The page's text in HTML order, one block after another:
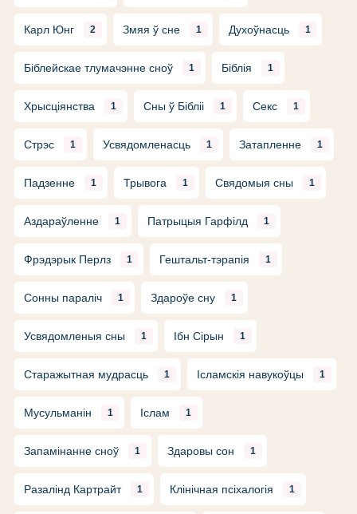
Карл Юнг 2 Змяя ў сне 1 Духоўнасць 1
Біблейскае тлумачэнне сноў 1 Біблія 1
Хрысціянства 1 Сны ў Бібліі 1 Секс 1
Стрэс 1 Усвядомленасць 1 Затапленне 1
Падзенне 1 Трывога 1 Свядомыя сны 1
Аздараўленне 1 Патрыцыя Гарфілд 1
Фрэдэрык Перлз 1 Гештальт-тэрапія 1
Сонны параліч 1 Здароўе сну 1
Усвядомленыя сны 1 Ібн Сірын 1
Старажытная мудрасць 1 Ісламскія навукоўцы 1
Мусульманін 1 Іслам 1
Запамінанне сноў 1 Здаровы сон 1
Разалінд Картрайт 1 Клінічная псіхалогія 1